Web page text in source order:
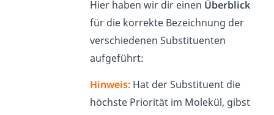
Hier haben wir dir einen Überblick
für die korrekte Bezeichnung der
verschiedenen Substituenten
aufgeführt:
Hinweis: Hat der Substituent die
höchste Priorität im Molekül, gibst